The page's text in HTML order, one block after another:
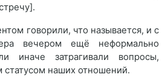
говорили, что называется, и с
вечером ещё неформально
иначе затрагивали вопросы,
статусом наших отношений.